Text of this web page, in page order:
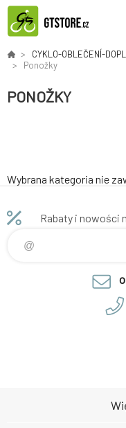
CYKLO-OBLEČENÍ-
Ponožky
PONOŽKY
Wybrana kategoria nie
Rabaty i nowości